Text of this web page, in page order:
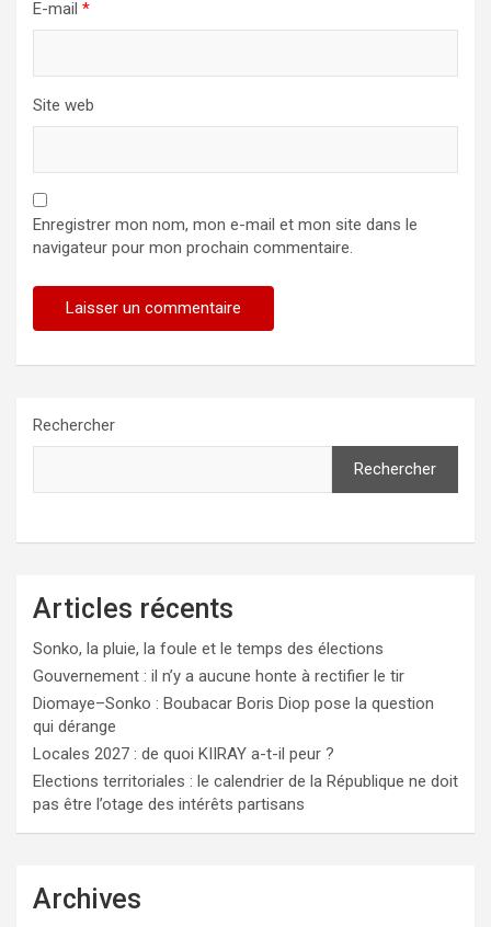
E-mail *
Site web
Enregistrer mon nom, mon e-mail et mon site dans le
navigateur pour mon prochain commentaire.
Rechercher
Rechercher
Articles récents
Sonko, la pluie, la foule et le temps des élections
Gouvernement : il n’y a aucune honte à rectifier le tir
Diomaye–Sonko : Boubacar Boris Diop pose la question
qui dérange
Locales 2027 : de quoi KIIRAY a-t-il peur ?
Elections territoriales : le calendrier de la République ne doit
pas être l’otage des intérêts partisans
Archives